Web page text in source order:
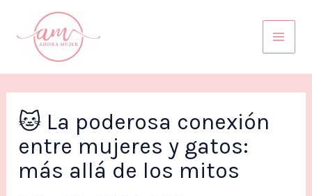
contenido
🐱 La poderosa conexión
entre mujeres y gatos:
más allá de los mitos